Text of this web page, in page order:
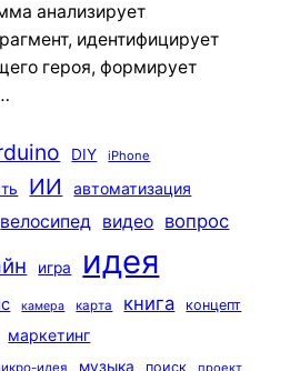
анализирует
идентифицирует
героя, формирует
DIY iPhone
ИИ автоматизация
велосипед видео вопрос
игра идея
камера карта книга
концепт
маркетинг
идея музыка поиск проект